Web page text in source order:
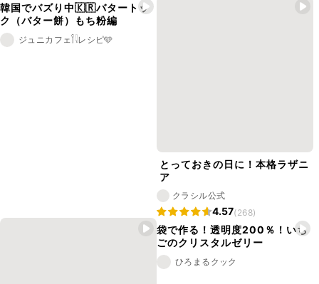
韓国でバズり中🇰🇷バタートッ
ク（バター餅）もち粉編
ジュニカフェ𓌉𓇋レシピ🩵
とっておきの日に！本格ラザニ
ア
クラシル公式
4.57(268)
袋で作る！透明度200％！いち
ごのクリスタルゼリー
ひろまるクック